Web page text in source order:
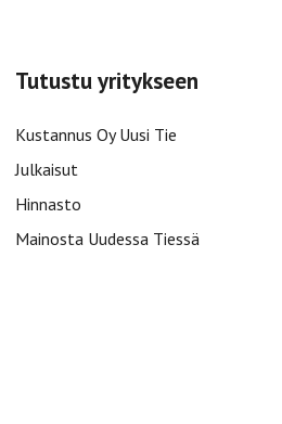
Tutustu yritykseen
Kustannus Oy Uusi Tie
Julkaisut
Hinnasto
Mainosta Uudessa Tiessä